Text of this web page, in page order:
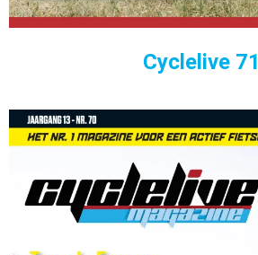
Cyclelive 71